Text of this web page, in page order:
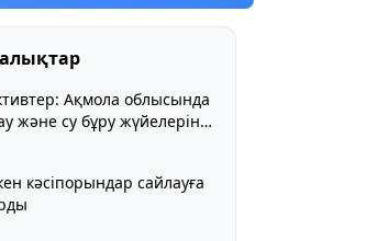
Ақмола облысында
және су бұру жүйелерін
теңге бөлінді
кәсіпорындар сайлауға